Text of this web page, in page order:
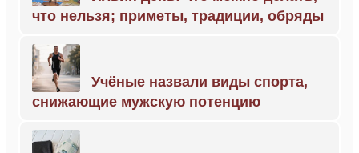
что нельзя; приметы, традиции, обряды
Учёные назвали виды спорта,
снижающие мужскую потенцию